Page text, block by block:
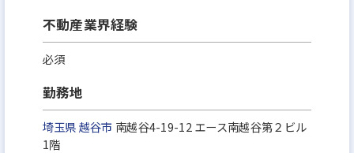
不動産業界経験
必須
勤務地
埼玉県越谷市 南越谷4-19-12 エース南越谷第２ビル
1階